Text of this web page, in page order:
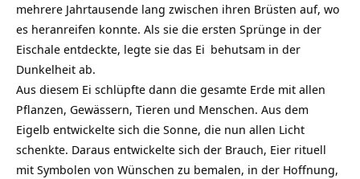
mehrere Jahrtausende lang zwischen ihren Brüsten auf, wo
es heranreifen konnte. Als sie die ersten Sprünge in der
Eischale entdeckte, legte sie das Ei behutsam in der
Dunkelheit ab.
Aus diesem Ei schlüpfte dann die gesamte Erde mit allen
Pflanzen, Gewässern, Tieren und Menschen. Aus dem
Eigelb entwickelte sich die Sonne, die nun allen Licht
schenkte. Daraus entwickelte sich der Brauch, Eier rituell
mit Symbolen von Wünschen zu bemalen, in der Hoffnung,